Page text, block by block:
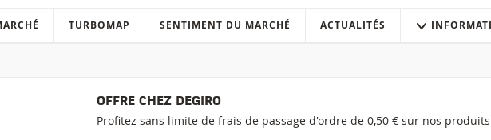
le site
TURBOMAP SENTIMENT DU MARCHÉ ACTUALITÉS
OFFRE CHEZ DEGIRO
Profitez sans limite de frais de passage d'ordre de 0,50 € sur nos